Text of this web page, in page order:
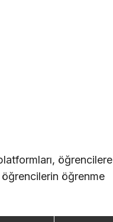
öğrencilere
öğrencilerin öğrenme